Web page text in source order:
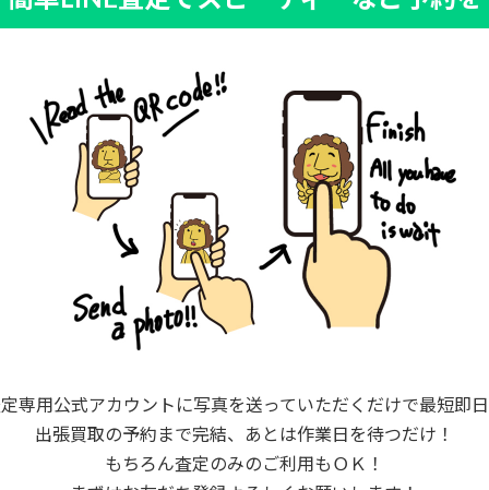
専用公式アカウントに写真を送っていただくだけで最短即
出張買取の予約まで完結、あとは作業日を待つだけ！
もちろん査定のみのご利用もＯＫ！